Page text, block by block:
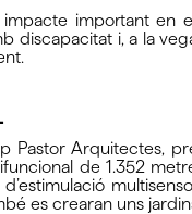
important en
discapacitat i, a la
Pastor Arquitectes,
de 1.352
es crearan uns